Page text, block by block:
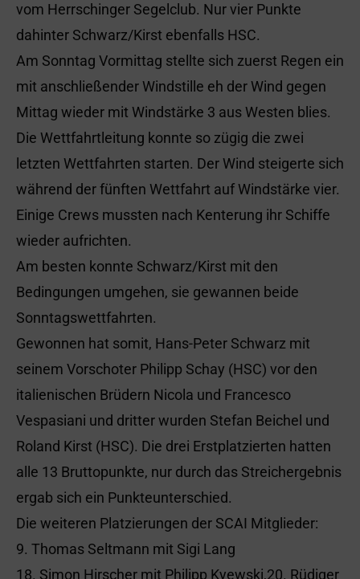
vom Herrschinger Segelclub. Nur vier Punkte
dahinter Schwarz/Kirst ebenfalls HSC.
Am Sonntag Vormittag stellte sich zuerst Regen ein
mit anschließender Windstille eh der Wind gegen
Mittag wieder mit Windstärke 3 aus Westen blies.
Die Wettfahrtleitung konnte so zügig die zwei
letzten Wettfahrten starten. Der Wind steigerte sich
während der fünften Wettfahrt auf Windstärke vier.
Einige Crews mussten nach Kenterung ihr Schiffe
wieder aufrichten.
Am besten konnte Schwarz/Kirst mit den
Bedingungen umgehen, sie gewannen beide
Sonntagswettfahrten.
Gewonnen hat somit, Hans-Peter Schwarz mit
seinem Vorschoter Philipp Schay (HSC) vor den
italienischen Brüdern Nicola und Francesco
Vespasiani und dritter wurden Stefan Beichel und
Roland Kirst (HSC). Die drei Erstplatzierten hatten
alle 13 Bruttopunkte, nur durch das Streichergebnis
ergab sich ein Punkteunterschied.
Die weiteren Platzierungen der SCAI Mitglieder:
9. Thomas Seltmann mit Sigi Lang
18. Simon Hirscher mit Philipp Kyewski,20. Rüdiger